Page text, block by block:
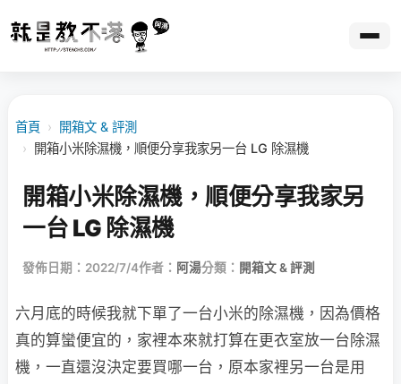
首頁 ›
開箱文 & 評測
›
開箱小米除濕機，順便分享我家另一台 LG 除濕機
開箱小米除濕機，順便分享我家另
一台 LG 除濕機
發佈日期：2022/7/4作者： 阿湯分類： 開箱文 & 評測
六月底的時候我就下單了一台小米的除濕機，因為價格
真的算蠻便宜的，家裡本來就打算在更衣室放一台除濕
機，一直還沒決定要買哪一台，原本家裡另一台是用